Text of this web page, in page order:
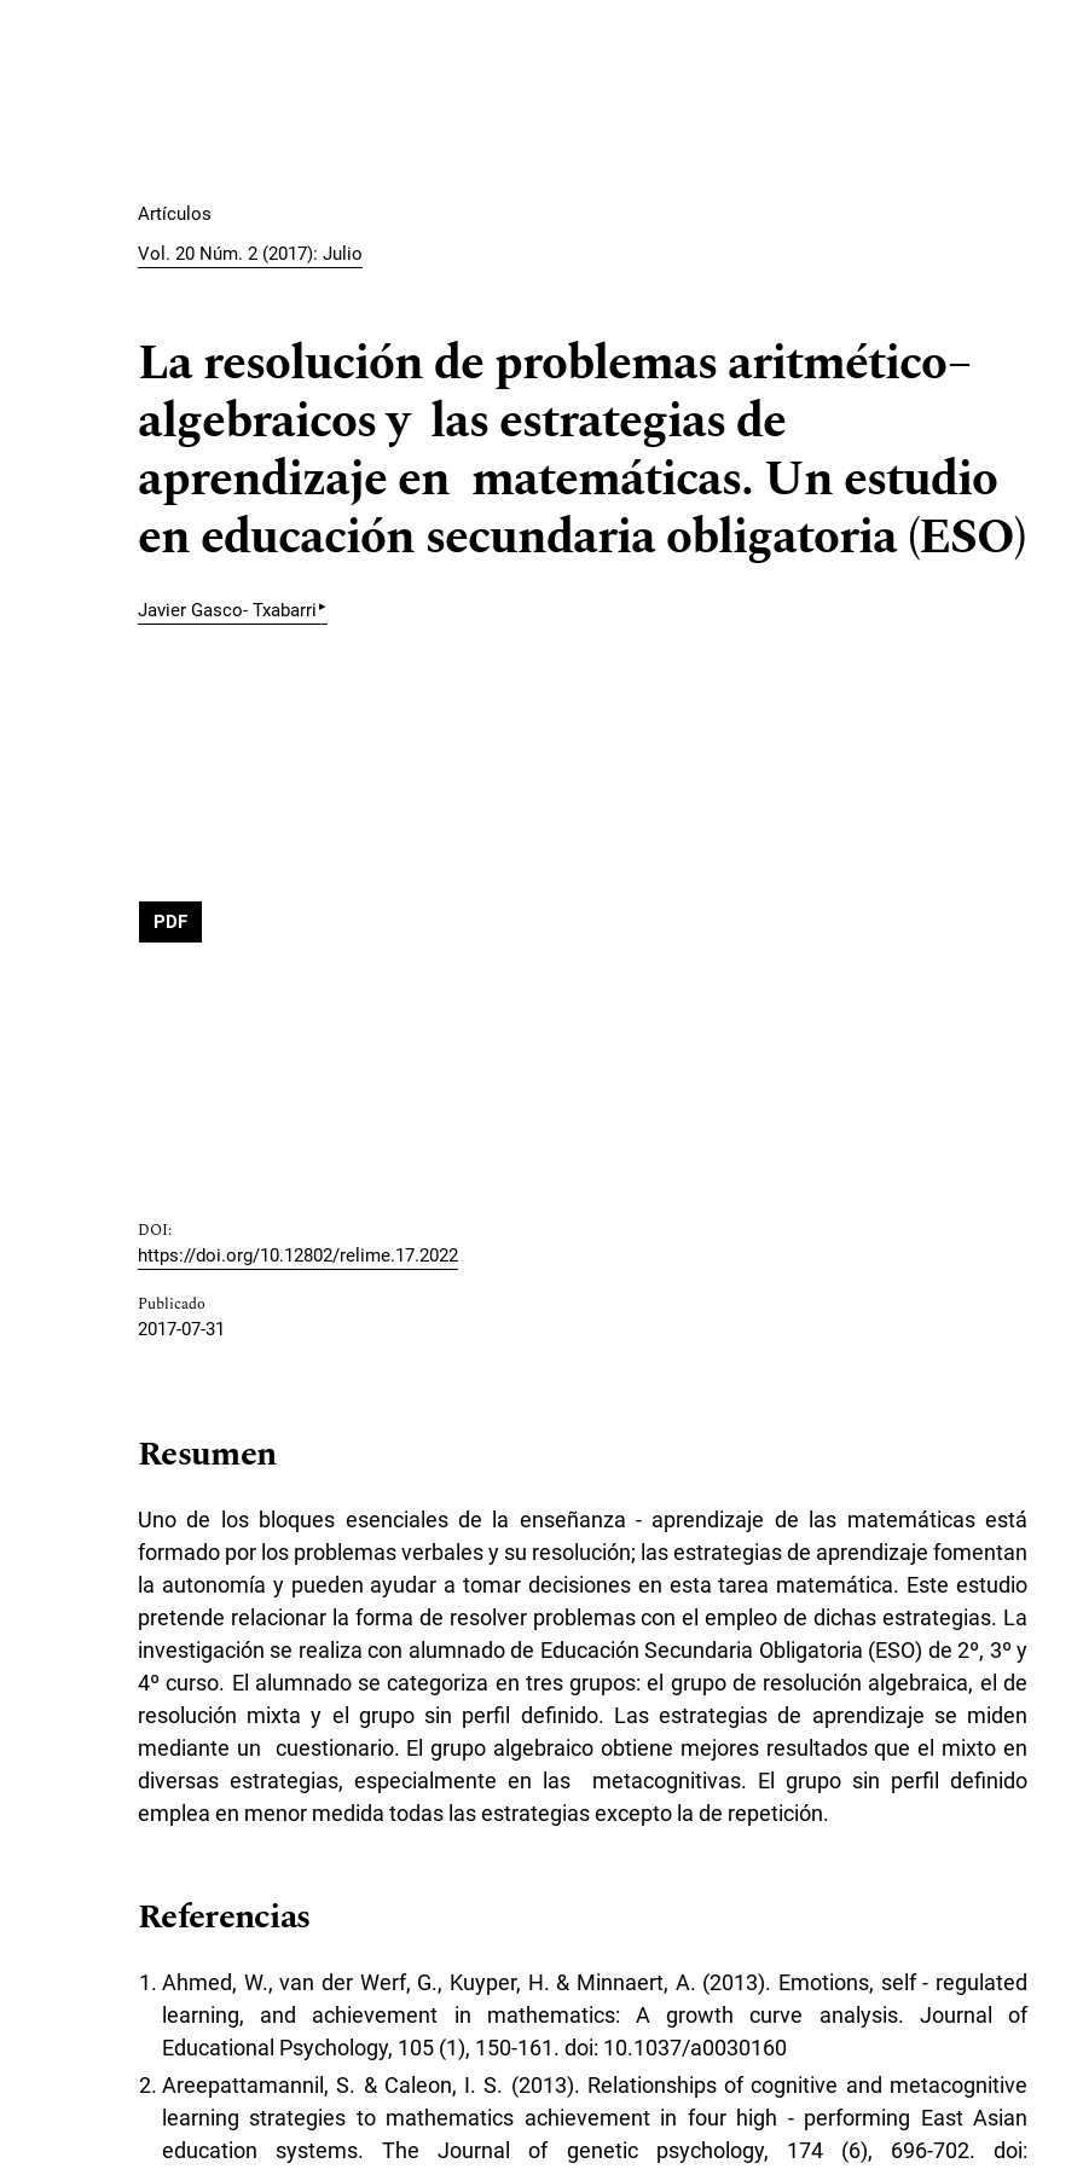
Artículos
Vol. 20 Núm. 2 (2017): Julio
La resolución de problemas aritmético–
algebraicos y las estrategias de
aprendizaje en matemáticas. Un estudio
en educación secundaria obligatoria (ESO)
Javier Gasco- Txabarri ▸
PDF
DOI:
https://doi.org/10.12802/relime.17.2022
Publicado
2017-07-31
Resumen
Uno de los bloques esenciales de la enseñanza - aprendizaje de las matemáticas está
formado por los problemas verbales y su resolución; las estrategias de aprendizaje fomentan
la autonomía y pueden ayudar a tomar decisiones en esta tarea matemática. Este estudio
pretende relacionar la forma de resolver problemas con el empleo de dichas estrategias. La
investigación se realiza con alumnado de Educación Secundaria Obligatoria (ESO) de 2º, 3º y
4º curso. El alumnado se categoriza en tres grupos: el grupo de resolución algebraica, el de
resolución mixta y el grupo sin perfil definido. Las estrategias de aprendizaje se miden
mediante un cuestionario. El grupo algebraico obtiene mejores resultados que el mixto en
diversas estrategias, especialmente en las metacognitivas. El grupo sin perfil definido
emplea en menor medida todas las estrategias excepto la de repetición.
Referencias
Ahmed, W., van der Werf, G., Kuyper, H. & Minnaert, A. (2013). Emotions, self - regulated
learning, and achievement in mathematics: A growth curve analysis. Journal of
Educational Psychology, 105 (1), 150-161. doi: 10.1037/a0030160
Areepattamannil, S. & Caleon, I. S. (2013). Relationships of cognitive and metacognitive
learning strategies to mathematics achievement in four high - performing East Asian
education systems. The Journal of genetic psychology, 174 (6), 696-702. doi: